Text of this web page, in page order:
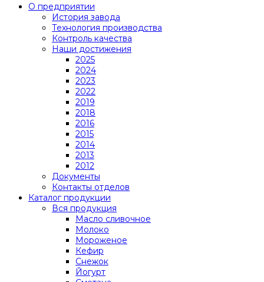
О предприятии
История завода
Технология производства
Контроль качества
Наши достижения
2025
2024
2023
2022
2019
2018
2016
2015
2014
2013
2012
Документы
Контакты отделов
Каталог продукции
Вся продукция
Масло сливочное
Молоко
Мороженое
Кефир
Снежок
Йогурт